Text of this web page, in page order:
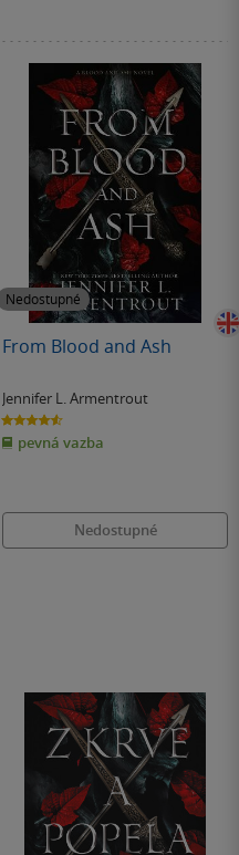
Nedostupné
From Blood and Ash
Jennifer L. Armentrout
4.6
z
5
hvězdiček
pevná vazba
Nedostupné